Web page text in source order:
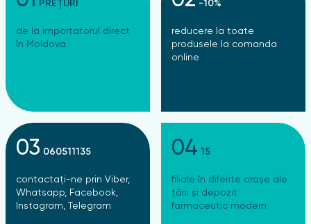
PREȚURI
de la importatorul direct
în Moldova
-10%
reducere la toate
produsele la comanda
online
03 060511135
contactați-ne prin Viber,
Whatsapp, Facebook,
Instagram, Telegram
04 15
filiale în diferite orașe ale
țării și depozit
farmaceutic modern